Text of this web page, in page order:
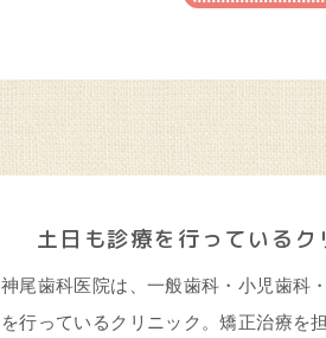
土日も診療を行っているク
神尾歯科医院は、一般歯科・小児歯科
を行っているクリニック。矯正治療を